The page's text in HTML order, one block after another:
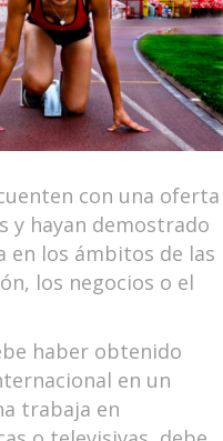
con una oferta
y hayan demostrado
en los ámbitos de las
los negocios o el
haber obtenido
en un
trabaja en